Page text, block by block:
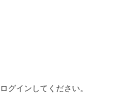
ログイン してください。